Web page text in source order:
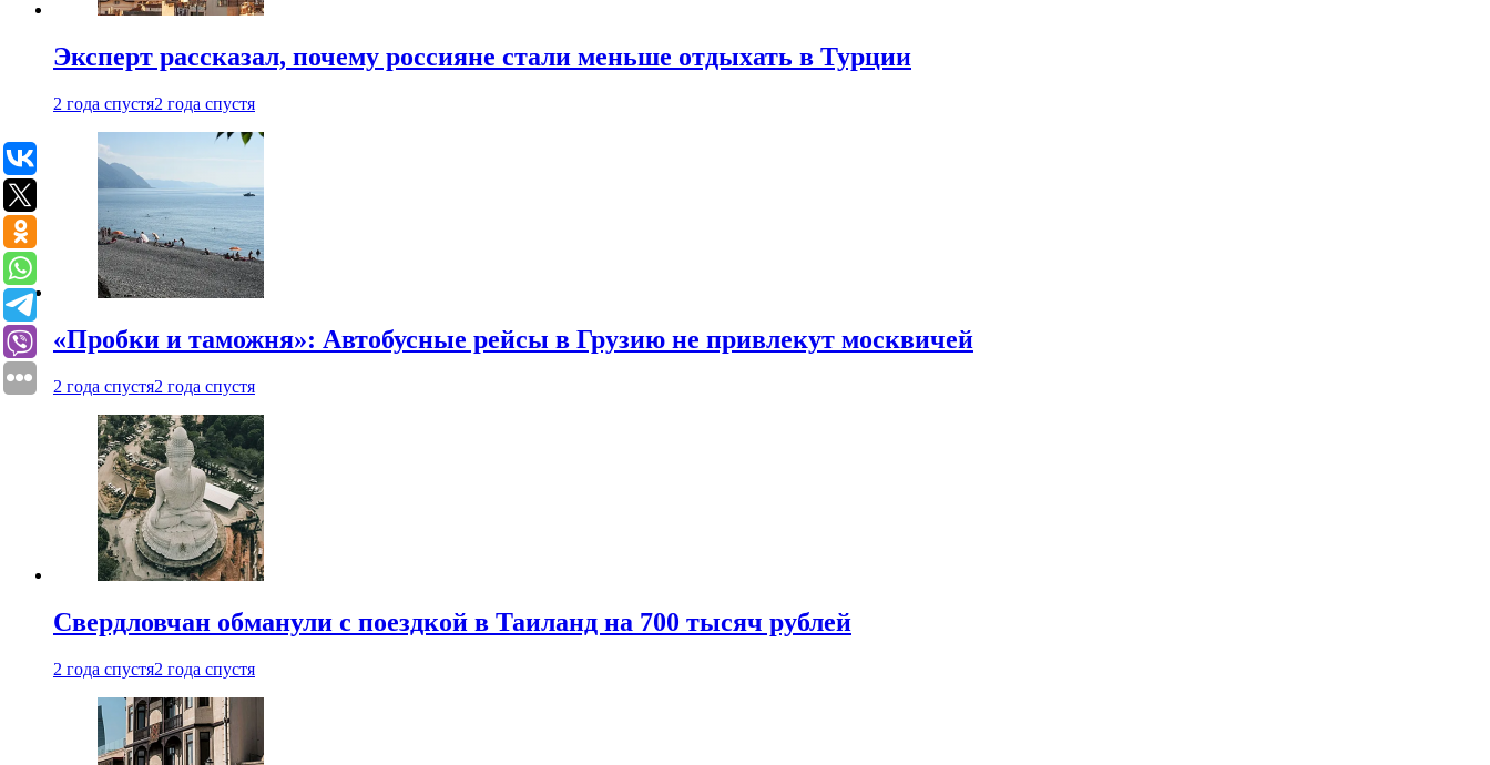
Эксперт рассказал, почему россияне стали меньше отдыхать в Турции
2 года спустя2 года спустя
«Пробки и таможня»: Автобусные рейсы в Грузию не привлекут москвичей
2 года спустя2 года спустя
Свердловчан обманули с поездкой в Таиланд на 700 тысяч рублей
2 года спустя2 года спустя